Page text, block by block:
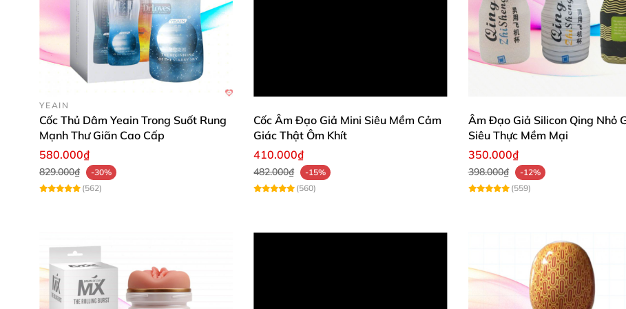
Thiết kế có bi nổi kết hợpvới những đường gợn sóng giống hệt cấu tạo bên trong của âm đạo, tạo
Thỏa mãn dục vọng theo cách an toàn
Được làm từ chất liệu cao cấp
, co giãn, đem đến
Khả năng chống thấm nước nêncó thể sử dụng trong môi trường ẩm ướt như nhà vệ sinh…
Thiết kế nhỏ gọn
, dễ dàng mang theo trong , du lịchhoặc đi xa nhà.
Sovới “ăn bánh trả tiền”
, sản phẩm giúp bảo vệ nam giới khỏi bệnh lây truyền tình dục nguy hiểm.
Thời hạn sử dụng lên đế 5 năm kể từ ngày sản xuất.
===>>> Tham khảo: máy thủ dâm tự động rung thụt bú mút cho nam
YEAIN
Cốc Thủ Dâm Yeain Trong Suốt Rung
Mạnh Thư Giãn Cao Cấp
580.000₫
829.000₫
-30%
(562)
Cốc Âm Đạo Giả Mini Siêu Mềm Cảm
Giác Thật Ôm Khít
410.000₫
482.000₫
-15%
(560)
Âm Đạo Giả Silicon Qing Nhỏ
Siêu Thực Mềm Mại
350.000₫
398.000₫
-12%
(559)